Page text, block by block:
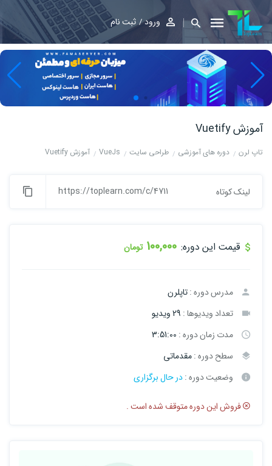
ورود ثبت نام
آموزش Vuetify
تاپ لرن دوره های آموزشی طراحی سایت VueJs آموزش Vuetify
لینک کوتاه https://toplearn.com/c/4711
قیمت این دوره: 100,000 تومان
مدرس دوره :تاپلرن
تعداد ویدیوها : 29 ویدیو
مدت زمان دوره : 3:51:00
سطح دوره :مقدماتی
وضعیت دوره :در حال برگزاری
فروش این دوره متوقف شده است .